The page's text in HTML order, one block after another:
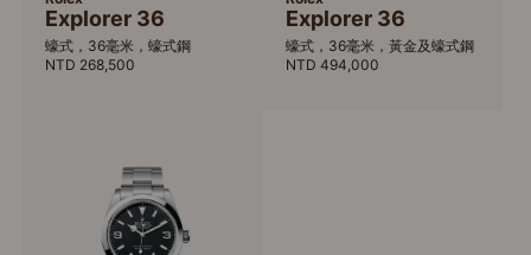
Explorer 36
蠔式，36毫米，蠔式鋼
NTD 268,500
Explorer 36
蠔式，36毫米，黃金及蠔式鋼
NTD 494,000